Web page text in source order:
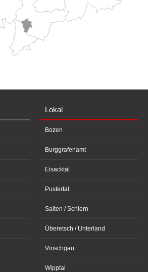
Lokal
Bozen
Burggrafenamt
Eisacktal
Pustertal
Salten / Schlern
Überetsch / Unterland
Vinschgau
Wipptal